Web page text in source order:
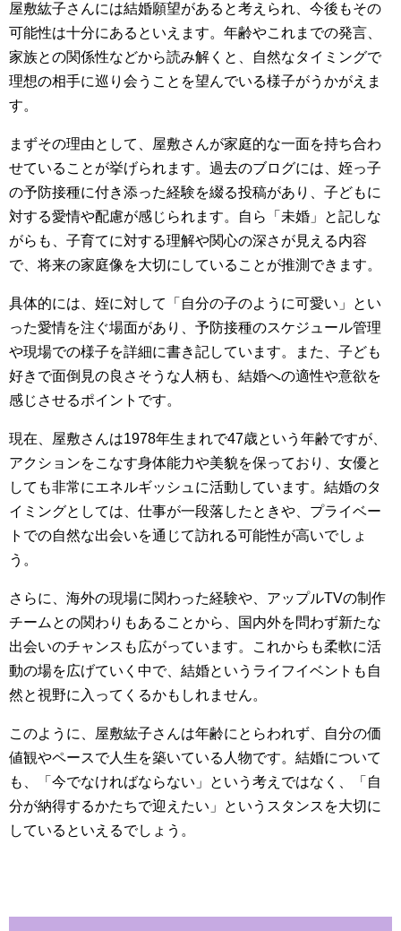
屋敷紘子さんには結婚願望があると考えられ、今後もその
可能性は十分にあるといえます。年齢やこれまでの発言、
家族との関係性などから読み解くと、自然なタイミングで
理想の相手に巡り会うことを望んでいる様子がうかがえま
す。
まずその理由として、屋敷さんが家庭的な一面を持ち合わ
せていることが挙げられます。過去のブログには、姪っ子
の予防接種に付き添った経験を綴る投稿があり、子どもに
対する愛情や配慮が感じられます。自ら「未婚」と記しな
がらも、子育てに対する理解や関心の深さが見える内容
で、将来の家庭像を大切にしていることが推測できます。
具体的には、姪に対して「自分の子のように可愛い」とい
った愛情を注ぐ場面があり、予防接種のスケジュール管理
や現場での様子を詳細に書き記しています。また、子ども
好きで面倒見の良さそうな人柄も、結婚への適性や意欲を
感じさせるポイントです。
現在、屋敷さんは1978年生まれで47歳という年齢ですが、
アクションをこなす身体能力や美貌を保っており、女優と
しても非常にエネルギッシュに活動しています。結婚のタ
イミングとしては、仕事が一段落したときや、プライベー
トでの自然な出会いを通じて訪れる可能性が高いでしょ
う。
さらに、海外の現場に関わった経験や、アップルTVの制作
チームとの関わりもあることから、国内外を問わず新たな
出会いのチャンスも広がっています。これからも柔軟に活
動の場を広げていく中で、結婚というライフイベントも自
然と視野に入ってくるかもしれません。
このように、屋敷紘子さんは年齢にとらわれず、自分の価
値観やペースで人生を築いている人物です。結婚について
も、「今でなければならない」という考えではなく、「自
分が納得するかたちで迎えたい」というスタンスを大切に
しているといえるでしょう。